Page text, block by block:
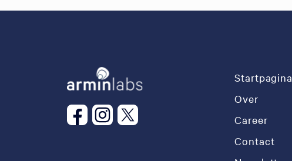
Startpagina
Over
Career
Contact